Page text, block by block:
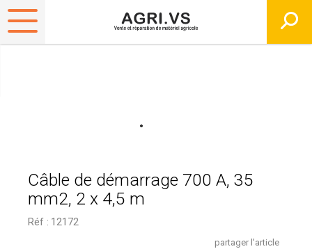
Câble de démarrage 700 A, 35
mm2, 2 x 4,5 m
Réf : 12172
partager l'article